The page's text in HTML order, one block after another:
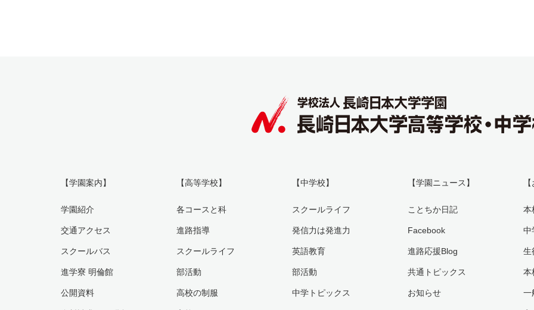
【学園案内】
学園紹介
交通アクセス
スクールバス
進学寮 明倫館
公開資料
【高等学校】
各コースと科
進路指導
スクールライフ
部活動
高校の制服
【中学校】
スクールライフ
発信力は発進力
英語教育
部活動
中学トピックス
【学園ニュース】
ことちか日記
Facebook
進路応援Blog
共通トピックス
お知らせ
本
中
生
本
一